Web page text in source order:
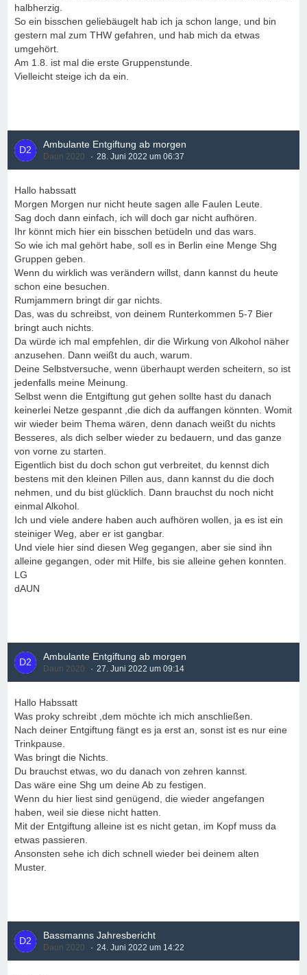
halbherzig.
So ein bisschen geliebäugelt hab ich ja schon lange, und bin
gestern mal zum THW gefahren, und hab mich da etwas
umgehört.
Am 1.8. ist mal die erste Gruppenstunde.
Vielleicht steige ich da ein.
Ambulante Entgiftung ab morgen
Daun 2020 28. Juni 2022 um 06:37
Hallo habssatt
Morgen Morgen nur nicht heute sagen alle Faulen Leute.
Sag doch dann einfach, ich will doch gar nicht aufhören.
Ihr könnt mich hier ein bisschen betüdeln und das wars.
So wie ich mal gehört habe, soll es in Berlin eine Menge Shg
Gruppen geben.
Wenn du wirklich was verändern willst, dann kannst du heute
schon eine besuchen.
Rumjammern bringt dir gar nichts.
Das, was du schreibst, von deinem Runterkommen 5-7 Bier
bringt auch nichts.
Da würde ich mal empfehlen, dir die Wirkung von Alkohol näher
anzusehen. Dann weißt du auch, warum.
Deine Selbstversuche, wenn überhaupt werden scheitern, so ist
jedenfalls meine Meinung.
Selbst wenn die Entgiftung gut gehen sollte hast du danach
keinerlei Netze gespannt ,die dich da auffangen könnten. Womit
wir wieder beim Thema wären, denn danach weißt du nichts
Besseres, als dich selber wieder zu bedauern, und das ganze
von vorne zu starten.
Eigentlich bist du doch schon gut verbreitet, du kennst dich
bestens mit den kleinen Pillen aus, dann kannst du die doch
nehmen, und du bist glücklich. Dann brauchst du noch nicht
einmal Alkohol.
Ich und viele andere haben auch aufhören wollen, ja es ist ein
steiniger Weg, aber er ist gangbar.
Und viele hier sind diesen Weg gegangen, aber sie sind ihn
alleine gegangen, oder mit Hilfe, bis sie alleine gehen konnten.
LG
dAUN
Ambulante Entgiftung ab morgen
Daun 2020 27. Juni 2022 um 09:14
Hallo Habssatt
Was proky schreibt ,dem möchte ich mich anschließen.
Nach deiner Entgiftung fängt es ja erst an, sonst ist es nur eine
Trinkpause.
Was bringt die Nichts.
Du brauchst etwas, wo du danach von zehren kannst.
Das wäre eine Shg um deine Ab zu festigen.
Wenn du hier liest sind genügend, die wieder angefangen
haben, weil sie diese nicht hatten.
Mit der Entgiftung alleine ist es nicht getan, im Kopf muss da
etwas passieren.
Ansonsten sehe ich dich schnell wieder bei deinem alten
Muster.
Bassmanns Jahresbericht
Daun 2020 24. Juni 2022 um 14:22